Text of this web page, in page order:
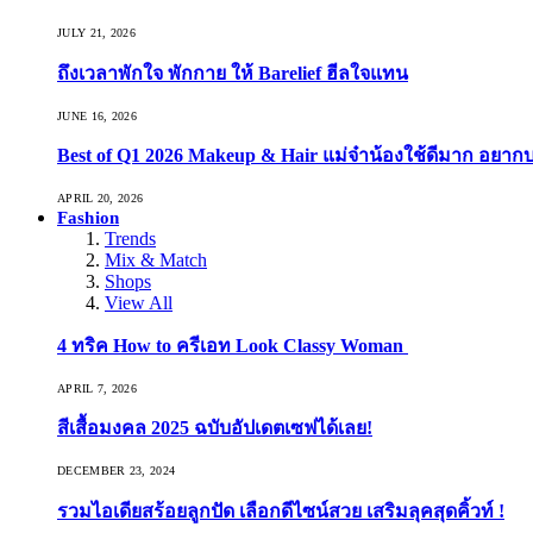
JULY 21, 2026
ถึงเวลาพักใจ พักกาย ให้ Barelief ฮีลใจแทน
JUNE 16, 2026
Best of Q1 2026 Makeup & Hair แม่จ๋าน้องใช้ดีมาก อยาก
APRIL 20, 2026
Fashion
Trends
Mix & Match
Shops
View All
4 ทริค How to ครีเอท Look Classy Woman
APRIL 7, 2026
สีเสื้อมงคล 2025 ฉบับอัปเดตเซฟได้เลย!
DECEMBER 23, 2024
รวมไอเดียสร้อยลูกปัด เลือกดีไซน์สวย เสริมลุคสุดคิ้วท์ !